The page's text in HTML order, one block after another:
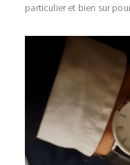
particulier et bien sur